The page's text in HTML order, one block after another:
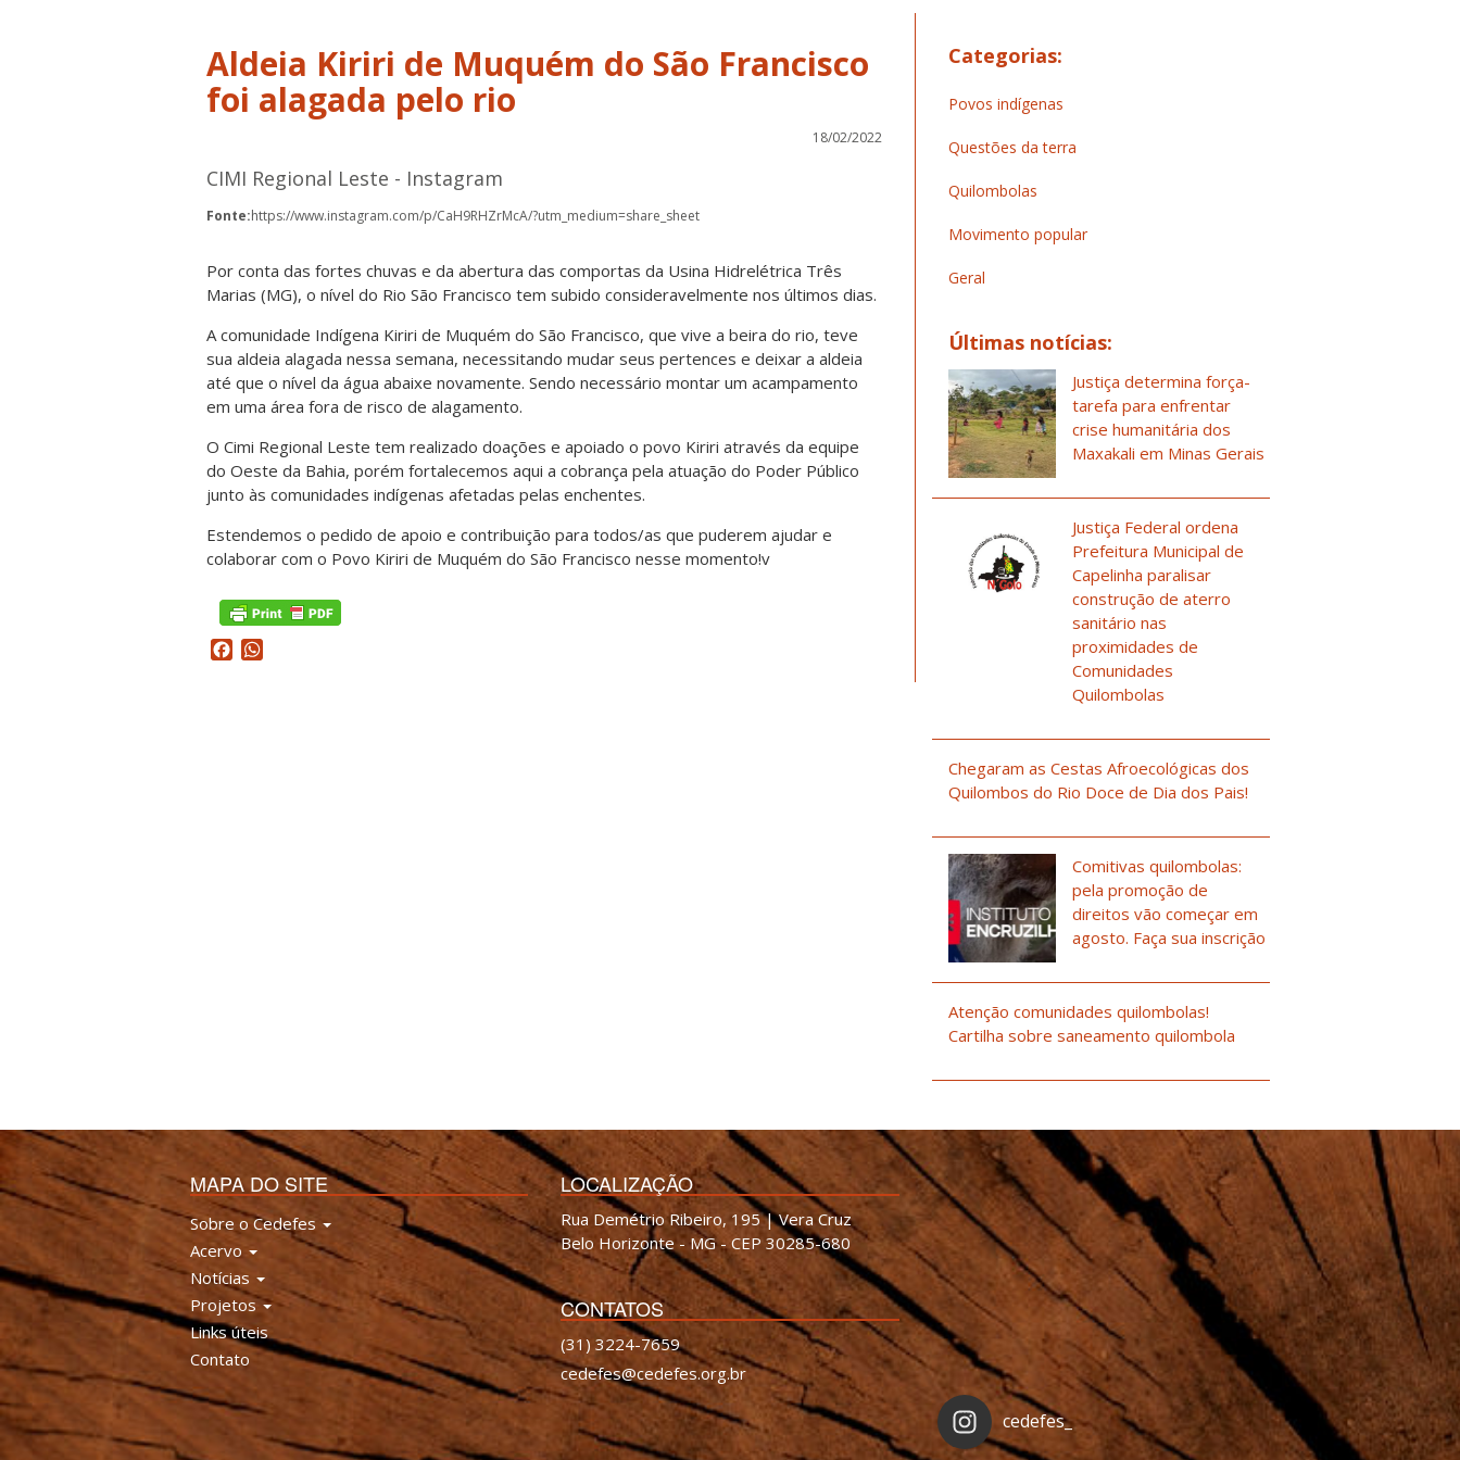
Aldeia Kiriri de Muquém do São Francisco
foi alagada pelo rio
18/02/2022
CIMI Regional Leste - Instagram
Fonte:https://www.instagram.com/p/CaH9RHZrMcA/?utm_medium=share_sheet
Por conta das fortes chuvas e da abertura das comportas da Usina Hidrelétrica Três
Marias (MG), o nível do Rio São Francisco tem subido consideravelmente nos últimos dias.
A comunidade Indígena Kiriri de Muquém do São Francisco, que vive a beira do rio, teve
sua aldeia alagada nessa semana, necessitando mudar seus pertences e deixar a aldeia
até que o nível da água abaixe novamente. Sendo necessário montar um acampamento
em uma área fora de risco de alagamento.
O Cimi Regional Leste tem realizado doações e apoiado o povo Kiriri através da equipe
do Oeste da Bahia, porém fortalecemos aqui a cobrança pela atuação do Poder Público
junto às comunidades indígenas afetadas pelas enchentes.
Estendemos o pedido de apoio e contribuição para todos/as que puderem ajudar e
colaborar com o Povo Kiriri de Muquém do São Francisco nesse momento!v
Facebook
Categorias:
Povos indígenas
Questões da terra
Quilombolas
Movimento popular
Geral
Últimas notícias:
Justiça determina força-
tarefa para enfrentar
crise humanitária dos
Maxakali em Minas Gerais
Justiça Federal ordena
Prefeitura Municipal de
Capelinha paralisar
construção de aterro
sanitário nas
proximidades de
Comunidades
Quilombolas
Chegaram as Cestas Afroecológicas dos
Quilombos do Rio Doce de Dia dos Pais!
Comitivas quilombolas:
pela promoção de
direitos vão começar em
agosto. Faça sua inscrição
Atenção comunidades quilombolas!
Cartilha sobre saneamento quilombola
MAPA DO SITE
Sobre o Cedefes
Acervo
Notícias
Projetos
Links úteis
Contato
LOCALIZAÇÃO
Rua Demétrio Ribeiro, 195 | Vera Cruz
Belo Horizonte - MG - CEP 30285-680
CONTATOS
(31) 3224-7659
cedefes@cedefes.org.br
cedefes_